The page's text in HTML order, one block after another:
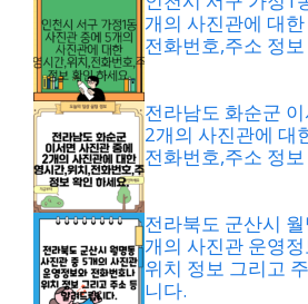
개의 사진관에 대
전화번호,주소 정
전라남도 화순군
2개의 사진관에 대
전화번호,주소 정
전라북도 군산시
개의 사진관 운영
위치 정보 그리고
니다.